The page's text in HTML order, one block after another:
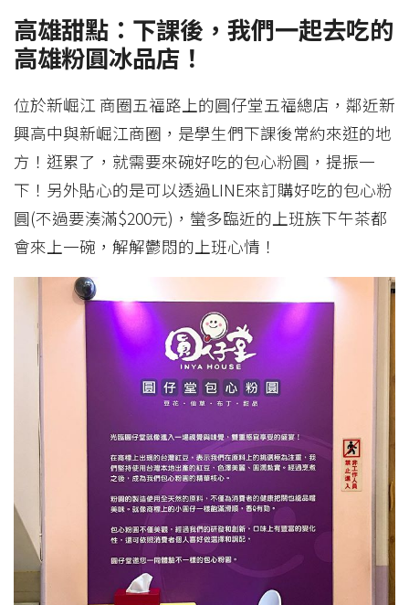
高雄甜點：下課後，我們一起去吃的
高雄粉圓冰品店！
位於新崛江 商圈五福路上的圓仔堂五福總店，鄰近新
興高中與新崛江商圈，是學生們下課後常約來逛的地
方！逛累了，就需要來碗好吃的包心粉圓，提振一
下！另外貼心的是可以透過LINE來訂購好吃的包心粉
圓(不過要湊滿$200元)，蠻多臨近的上班族下午茶都
會來上一碗，解解鬱悶的上班心情！